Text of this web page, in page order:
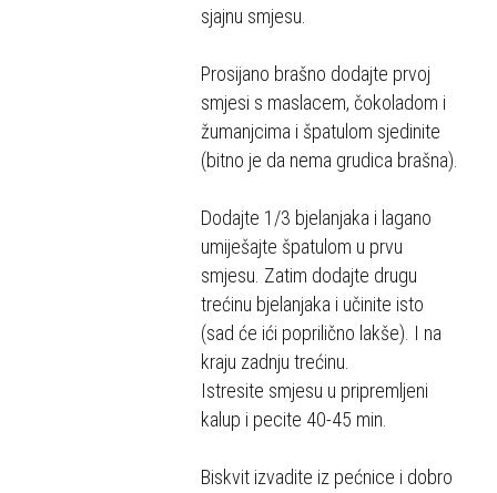
sjajnu smjesu.
Prosijano brašno dodajte prvoj
smjesi s maslacem, čokoladom i
žumanjcima i špatulom sjedinite
(bitno je da nema grudica brašna).
Dodajte 1/3 bjelanjaka i lagano
umiješajte špatulom u prvu
smjesu. Zatim dodajte drugu
trećinu bjelanjaka i učinite isto
(sad će ići poprilično lakše). I na
kraju zadnju trećinu.
Istresite smjesu u pripremljeni
kalup i pecite 40-45 min.
Biskvit izvadite iz pećnice i dobro